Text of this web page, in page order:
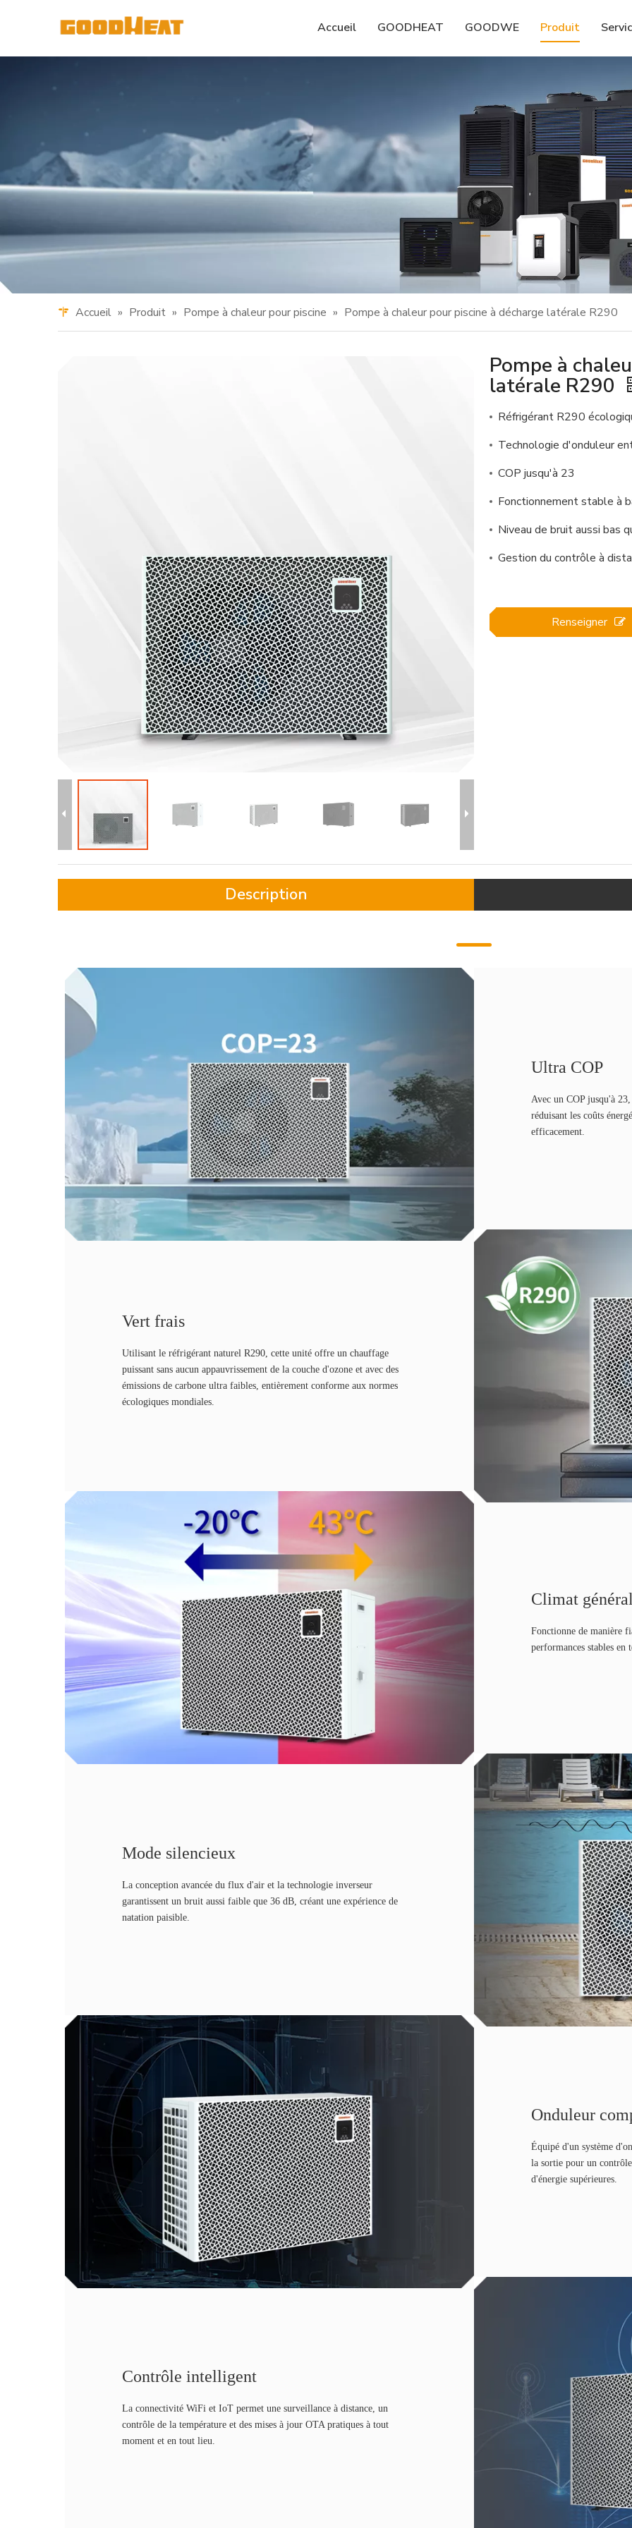
Accueil GOODHEAT GOODWE Produit
Accueil » Produit » Pompe à chaleur pour piscine » Pompe à chaleur pour piscine à décharge latérale R290
Pompe à
latérale R290
Réfrigérant R290
Technologie d'onduleur
COP jusqu'à 23
Fonctionnement stable à
Niveau de bruit aussi bas
Gestion du contrôle à
Renseigner
Description
Ultra COP
Avec un COP jusqu'à
réduisant les coûts
efficacement.
Vert frais
Utilisant le réfrigérant naturel R290, cette unité offre un chauffage
puissant sans aucun appauvrissement de la couche d'ozone et avec des
émissions de carbone ultra faibles, entièrement conforme aux normes
écologiques mondiales.
Climat général
Fonctionne de manière
performances stables en
Mode silencieux
La conception avancée du flux d'air et la technologie inverseur
garantissent un bruit aussi faible que 36 dB, créant une expérience de
natation paisible.
Onduleur
Équipé d'un système
la sortie pour un
d'énergie supérieures.
Contrôle intelligent
La connectivité WiFi et IoT permet une surveillance à distance, un
contrôle de la température et des mises à jour OTA pratiques à tout
moment et en tout lieu.